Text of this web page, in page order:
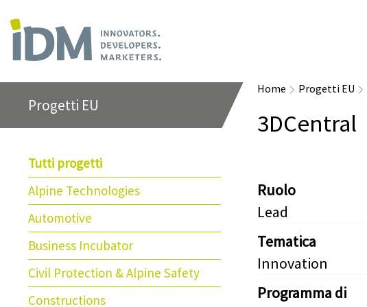
Progetti EU
Tutti progetti
Alpine Technologies
Automotive
Business Incubator
Civil Protection & Alpine Safety
Constructions
Home Progetti EU
3DCentral
Ruolo
Lead
Tematica
Innovation
Programma di